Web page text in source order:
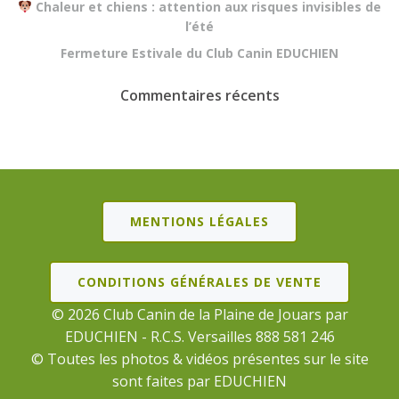
Chaleur et chiens : attention aux risques invisibles de
l’été
Fermeture Estivale du Club Canin EDUCHIEN
Commentaires récents
MENTIONS LÉGALES
CONDITIONS GÉNÉRALES DE VENTE
© 2026 Club Canin de la Plaine de Jouars par
EDUCHIEN - R.C.S. Versailles 888 581 246
© Toutes les photos & vidéos présentes sur le site
sont faites par EDUCHIEN